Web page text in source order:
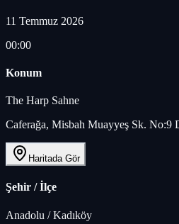
11 Temmuz 2026
00:00
Konum
The Harp Sahne
Caferağa, Misbah Muayyeş Sk. No:9
Haritada Gör
Şehir / İlçe
Anadolu /Kadıköy